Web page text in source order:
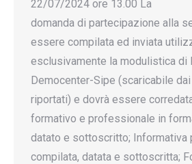
22/07/2024 ore 13.00 La
domanda di partecipazione alla
essere compilata ed inviata
esclusivamente la modulistica di
Democenter-Sipe (scaricabile
riportati) e dovrà essere
formativo e professionale in
datato e sottoscritto; Informativa
compilata, datata e sottoscritta;